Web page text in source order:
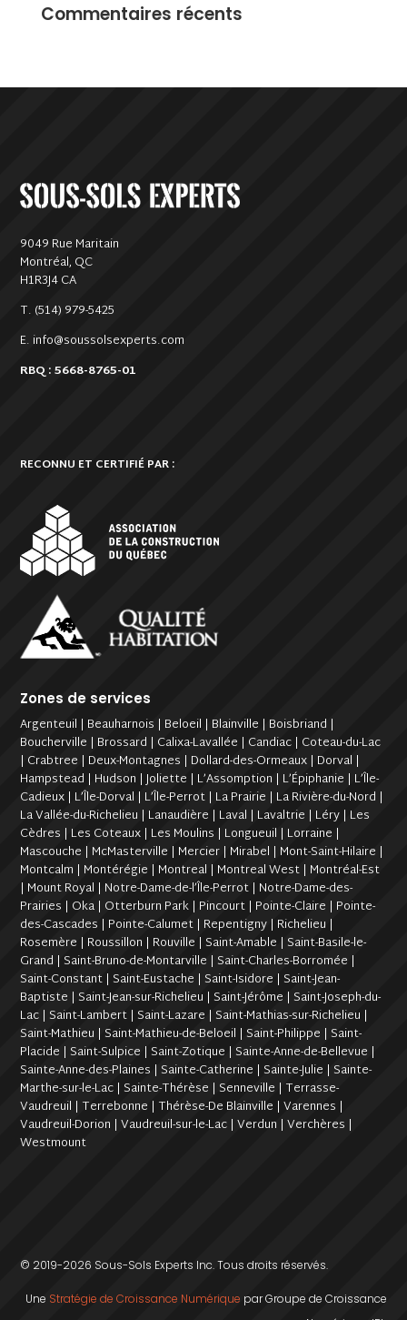
Commentaires récents
9049 Rue Maritain
Montréal, QC
H1R3J4 CA
T. (514) 979-5425
E. info@soussolsexperts.com
RBQ : 5668-8765-01
RECONNU ET CERTIFIÉ PAR :
Zones de services
Argenteuil | Beauharnois | Beloeil | Blainville | Boisbriand |
Boucherville | Brossard | Calixa-Lavallée | Candiac | Coteau-du-Lac
| Crabtree | Deux-Montagnes | Dollard-des-Ormeaux | Dorval |
Hampstead | Hudson | Joliette | L’Assomption | L’Épiphanie | L’Île-
Cadieux | L’Île-Dorval | L’Île-Perrot | La Prairie | La Rivière-du-Nord |
La Vallée-du-Richelieu | Lanaudière | Laval | Lavaltrie | Léry | Les
Cèdres | Les Coteaux | Les Moulins | Longueuil | Lorraine |
Mascouche | McMasterville | Mercier | Mirabel | Mont-Saint-Hilaire |
Montcalm | Montérégie | Montreal | Montreal West | Montréal-Est
| Mount Royal | Notre-Dame-de-l’Île-Perrot | Notre-Dame-des-
Prairies | Oka | Otterburn Park | Pincourt | Pointe-Claire | Pointe-
des-Cascades | Pointe-Calumet | Repentigny | Richelieu |
Rosemère | Roussillon | Rouville | Saint-Amable | Saint-Basile-le-
Grand | Saint-Bruno-de-Montarville | Saint-Charles-Borromée |
Saint-Constant | Saint-Eustache | Saint-Isidore | Saint-Jean-
Baptiste | Saint-Jean-sur-Richelieu | Saint-Jérôme | Saint-Joseph-du-
Lac | Saint-Lambert | Saint-Lazare | Saint-Mathias-sur-Richelieu |
Saint-Mathieu | Saint-Mathieu-de-Beloeil | Saint-Philippe | Saint-
Placide | Saint-Sulpice | Saint-Zotique | Sainte-Anne-de-Bellevue |
Sainte-Anne-des-Plaines | Sainte-Catherine | Sainte-Julie | Sainte-
Marthe-sur-le-Lac | Sainte-Thérèse | Senneville | Terrasse-
Vaudreuil | Terrebonne | Thérèse-De Blainville | Varennes |
Vaudreuil-Dorion | Vaudreuil-sur-le-Lac | Verdun | Verchères |
Westmount
© 2019-2026 Sous-Sols Experts Inc. Tous droits réservés.
Une Stratégie de Croissance Numérique par Groupe de Croissance